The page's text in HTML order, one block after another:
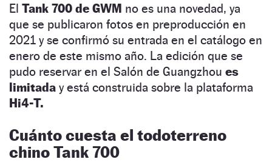
El Tank 700 de GWM no es una novedad, ya
que se publicaron fotos en preproducción en
2021 y se confirmó su entrada en el catálogo en
enero de este mismo año. La edición que se
pudo reservar en el Salón de Guangzhou es
limitada y está construida sobre la plataforma
Hi4-T.
Cuánto cuesta el todoterreno
chino Tank 700